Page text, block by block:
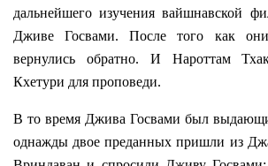
дальнейшего изучения вайшнавской
Дживе Госвами. После того как
вернулись обратно. И Нароттам
Кхетури для проповеди.
В то время Джива Госвами был
однажды двое преданных пришли из